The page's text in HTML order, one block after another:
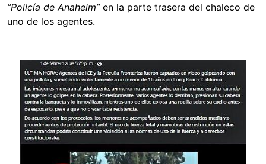
“Policía de Anaheim”en la parte trasera del chaleco de
uno de los agentes.
Image